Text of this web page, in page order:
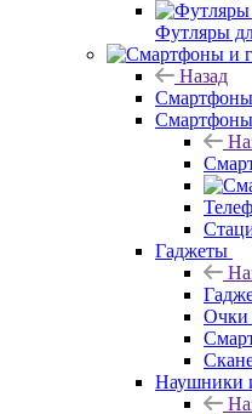
Футляры
Назад
Гаджеты
Очки
Наушники